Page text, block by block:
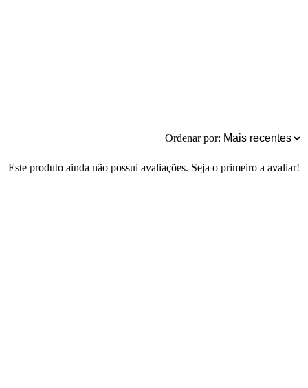
Ordenar por:
Este produto ainda não possui avaliações. Seja o primeiro a avaliar!